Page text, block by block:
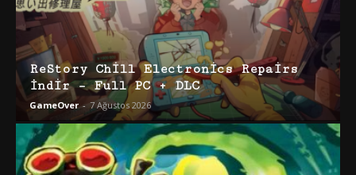
ReStory Chill Electronics Repairs
İndir – Full PC + DLC
GameOver - 7 Ağustos 2026